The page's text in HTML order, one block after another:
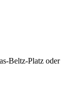
Beltz-Platz oder